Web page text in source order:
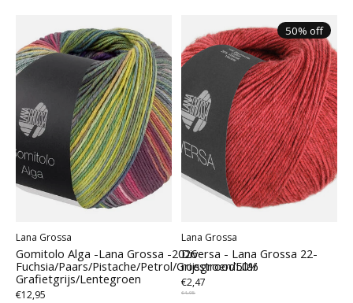
Lana Grossa
Gomitolo Alga -Lana Grossa -2026
Fuchsia/Paars/Pistache/Petrol/Grijsgroen/Lila/
Grafietgrijs/Lentegroen
€12,95
50% off
Lana Grossa
Diversa - Lana Grossa 22-
roestrood50%
€2,47
€4,95